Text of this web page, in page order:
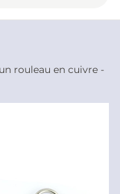
rouleau en cuivre -